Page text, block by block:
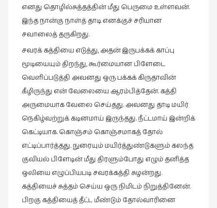
வாசிப்பில்
இன்று
விமர்சனம்
விளையாட்டு
ஷேக்ஸ்பியரின்
எனது தொழில்சுத்தத்தின் மீது பெருமை உள்ளவன்.
இந்த நான்கு நாள்த் தாடி எனக்குச் சரியான
சவாலைத் தருகிறது.
சவரக் கத்தியை எடுத்து, அதன் இருபக்கக் காப்பு
மூடியையும் திறந்து, கூர்மையான பிளேடை
வெளிப்படுத்தி அவனது ஒரு பக்கக் கிருதாவின்
கீழிருந்து என் வேலையை ஆரம்பித்தேன். கத்தி
அருமையாக வேலை செய்தது. அவனது தாடி மயிர்
நெகிழ்வற்றுக் கடினமாய் இருந்தது. நீட்டமாய் இன்றிக்
கெட்டியாக. கொஞ்சம் கொஞ்சமாகத் தோல்
எட்டிப்பார்த்தது. நுரையும் மயிர்த்துண்டுகளும் கலந்த
குவியல் பிளேடின் மீது திரளும்போது எழும் தனித்த
ஒலியை எழுப்பியபடி சவரக்கத்தி சுழன்றது.
கத்தியைச் சுத்தம் செய்ய ஒரு நிமிடம் நிறுத்தினேன்.
பிறகு கத்தியைத் தீட்ட மீண்டும் தோல்வாரினை